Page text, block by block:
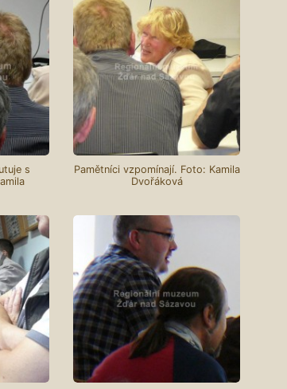
s
Pamětníci vzpomínají. Foto: Kamila
Dvořáková